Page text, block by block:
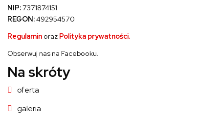
NIP:7371874151
REGON:492954570
Regulamin oraz Polityka prywatności.
Obserwuj nas na Facebooku.
Na skróty
oferta
galeria